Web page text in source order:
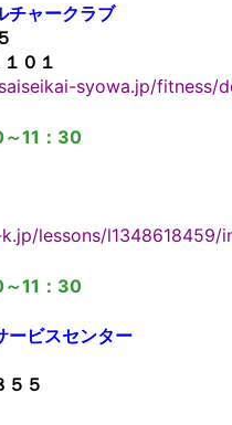
チャークラブ
０１
syowa.jp/fitness/
11：30
lessons/l1348618459/
11：30
ビスセンター
５